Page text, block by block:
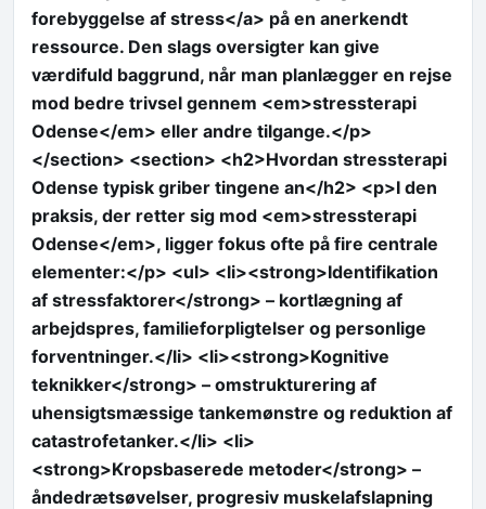
forebyggelse af stress</a> på en anerkendt
ressource. Den slags oversigter kan give
værdifuld baggrund, når man planlægger en rejse
mod bedre trivsel gennem <em>stressterapi
Odense</em> eller andre tilgange.</p>
</section> <section> <h2>Hvordan stressterapi
Odense typisk griber tingene an</h2> <p>I den
praksis, der retter sig mod <em>stressterapi
Odense</em>, ligger fokus ofte på fire centrale
elementer:</p> <ul> <li><strong>Identifikation
af stressfaktorer</strong> – kortlægning af
arbejdspres, familieforpligtelser og personlige
forventninger.</li> <li><strong>Kognitive
teknikker</strong> – omstrukturering af
uhensigtsmæssige tankemønstre og reduktion af
catastrofetanker.</li> <li>
<strong>Kropsbaserede metoder</strong> –
åndedrætsøvelser, progresiv muskelafslapning